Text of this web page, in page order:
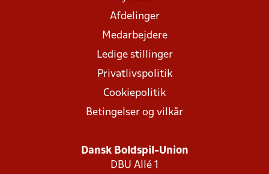
Afdelinger
Medarbejdere
Ledige stillinger
Privatlivspolitik
Cookiepolitik
Betingelser og vilkår
Dansk Boldspil-Union
DBU Allé 1